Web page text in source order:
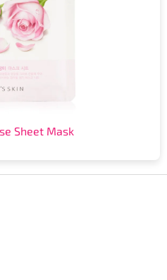
Sheet Mask